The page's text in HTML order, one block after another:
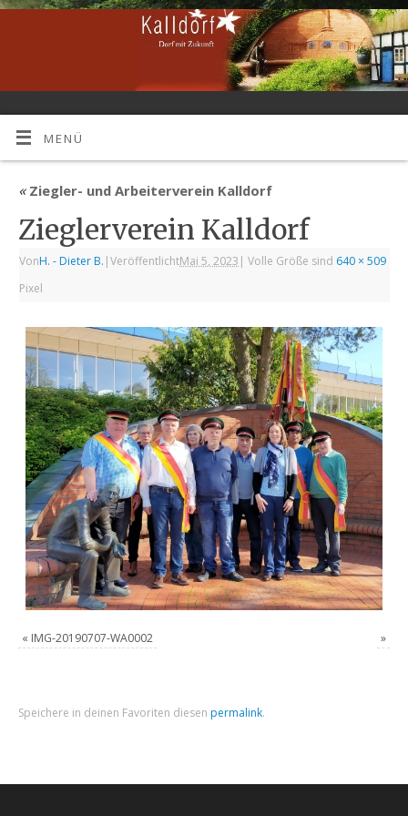
MENÜ
«Ziegler- und Arbeiterverein Kalldorf
Zieglerverein Kalldorf
VonH. - Dieter B. |VeröffentlichtMai 5, 2023 | Volle Größe sind 640 × 509
Pixel
« IMG-20190707-WA0002 »
Speichere in deinen Favoriten diesen permalink.